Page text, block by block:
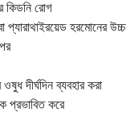
কিডনি রোগ
হরমোনের উচ্চ
দীর্ঘদিন ব্যবহার করা
প্রভাবিত করে